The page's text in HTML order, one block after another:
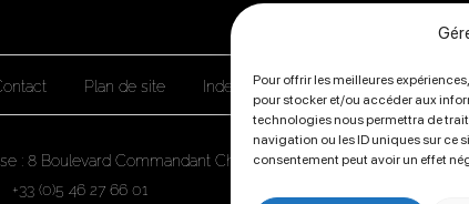
Pour offrir les meilleures
pour stocker et/ou accéder aux
technologies nous permettra de
navigation ou les ID uniques sur ce
consentement peut avoir un effet
Plan de site Index de l'égalité professionnelle
: 8 Boulevard Commandant Charcot AYTRE 17440
+33 (0)5 46 27 66 01